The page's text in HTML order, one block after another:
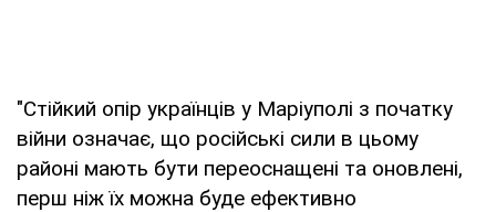
"Стійкий опір українців у Маріуполі з початку
війни означає, що російські сили в цьому
районі мають бути переоснащені та оновлені,
перш ніж їх можна буде ефективно